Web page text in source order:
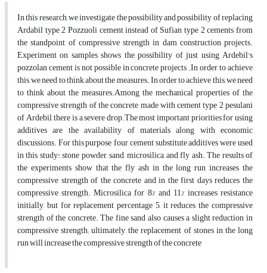
In this research, we investigate the possibility and possibility of replacing
Ardabil type 2 Pozzuoli cement instead of Sufian type 2 cements from
the standpoint of compressive strength in dam construction projects.
Experiment on samples shows the possibility of just using Ardebil's
pozzolan cement is not possible in concrete projects .In order to achieve
this, we need to think about the measures. In order to achieve this, we need
to think about the measures.Among the mechanical properties of the
compressive strength of the concrete made with cement type 2 pesulani
of Ardebil, there is a severe drop.The most important priorities for using
additives are the availability of materials along with economic
discussions. For this purpose, four cement substitute additives were used
in this study: stone powder, sand, microsilica, and fly ash. The results of
the experiments show that the fly ash in the long run increases the
compressive strength of the concrete and in the first days reduces the
compressive strength. Microsilica for 8% and 11% increases resistance
initially, but for replacement percentage 5, it reduces the compressive
strength of the concrete. The fine sand also causes a slight reduction in
compressive strength; ultimately, the replacement of stones in the long
run will increase the compressive strength of the concrete